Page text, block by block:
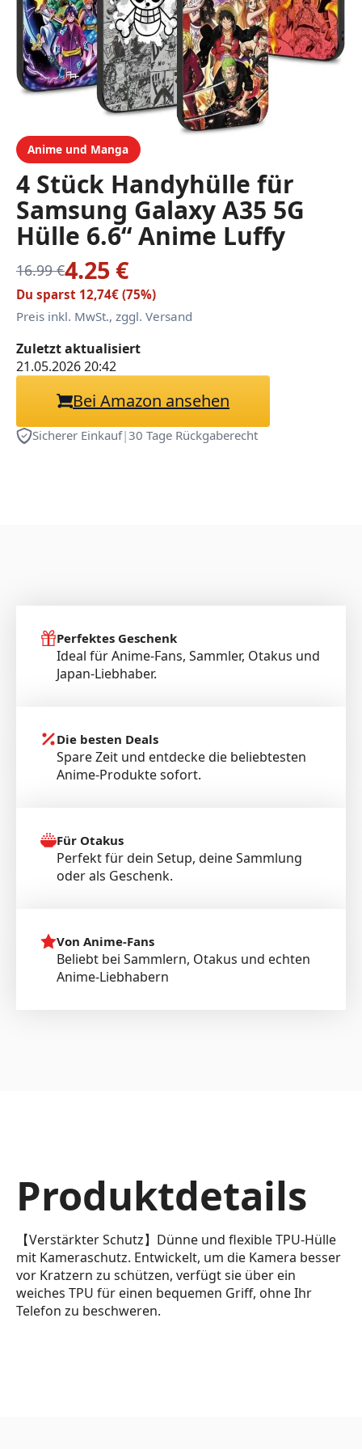
Anime und Manga
4 Stück Handyhülle für
Samsung Galaxy A35 5G
Hülle 6.6“ Anime Luffy
Zoro Gear 5 Sun God Nika
Manga Muster Design Case
Kameraschutz Schutzhülle
TPU Silikon Weich Ultra
Dünn- 01
16.99 €4.25 €
Du sparst 12,74€ (75%)
Preis inkl. MwSt., zggl. Versand
Zuletzt aktualisiert
21.05.2026 20:42
Bei Amazon ansehen
Sicherer Einkauf|30 Tage Rückgaberecht
Perfektes Geschenk
Ideal für Anime-Fans, Sammler, Otakus und
Japan-Liebhaber.
Die besten Deals
Spare Zeit und entdecke die beliebtesten
Anime-Produkte sofort.
Für Otakus
Perfekt für dein Setup, deine Sammlung
oder als Geschenk.
Von Anime-Fans
Beliebt bei Sammlern, Otakus und echten
Anime-Liebhabern
Produktdetails
【Verstärkter Schutz】Dünne und flexible TPU-Hülle
mit Kameraschutz. Entwickelt, um die Kamera besser
vor Kratzern zu schützen, verfügt sie über ein
weiches TPU für einen bequemen Griff, ohne Ihr
Telefon zu beschweren.